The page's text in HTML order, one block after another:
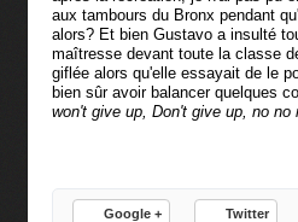
aux tambours du Bronx pendant
alors? Et bien Gustavo a insulté
maîtresse devant toute la classe
giflée alors qu'elle essayait de le
bien sûr avoir balancer quelques
won't give up, Don't give up, no no
Google + Twitter